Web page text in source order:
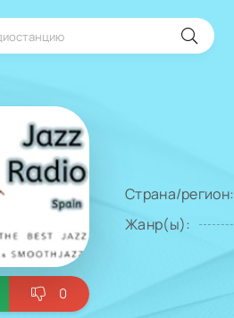
0
Страна/регион:
Жанр(ы):